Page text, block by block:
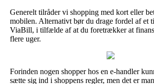
Generelt tilråder vi shopping med kort eller
mobilen. Alternativt bør du drage fordel af et
ViaBill, i tilfælde af at du foretrækker at
flere uger.
Forinden nogen shopper hos en e-handler
sætte sig ind i shoppens regler, men det er